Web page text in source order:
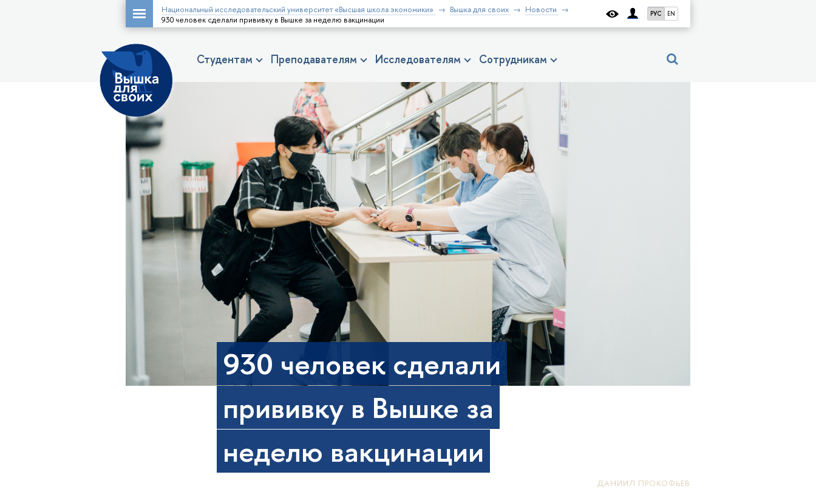
РУС EN
Национальный исследовательский университет «Высшая школа экономики» Вышка для своих
Новости
930 человек сделали прививку в Вышке за неделю вакцинации
Студентам Преподавателям Исследователям Сотрудникам
930 человек сделали
прививку в Вышке за
неделю вакцинации
ДАНИИЛ ПРОКОФЬЕВ